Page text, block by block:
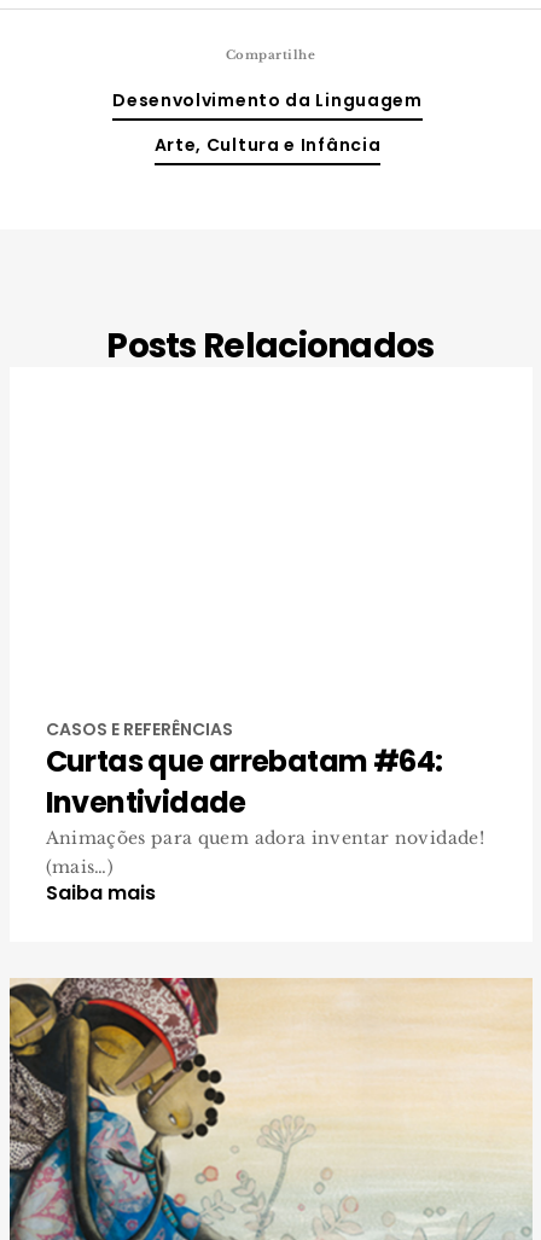
Compartilhe
Desenvolvimento da Linguagem
Arte, Cultura e Infância
Posts Relacionados
CASOS E REFERÊNCIAS
Curtas que arrebatam #64:
Inventividade
Animações para quem adora inventar novidade!
(mais…)
Saiba mais